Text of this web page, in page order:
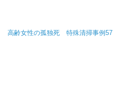
高齢女性の孤独死 特殊清掃事例57